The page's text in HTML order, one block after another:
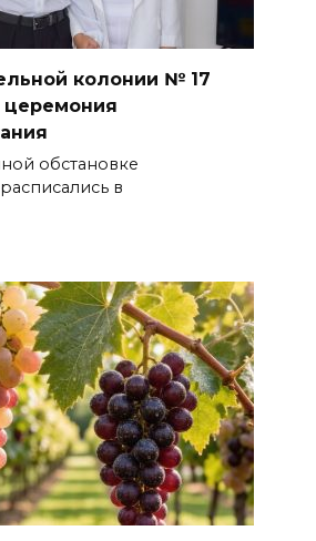
колонии № 17
церемония
обстановке
в